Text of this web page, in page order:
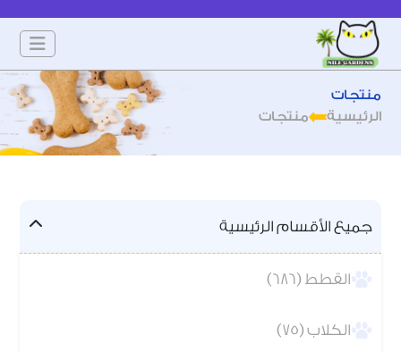
منتجات
الرئيسية
منتجات
جميع الأقسام الرئيسية
القطط (686)
الكلاب (75)